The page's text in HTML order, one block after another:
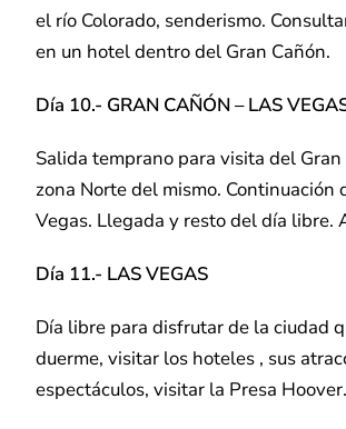
el río Colorado, senderismo.
en un hotel dentro del Gran Cañón.
Día 10.- GRAN CAÑÓN – LAS
Salida temprano para visita del Gran
zona Norte del mismo. Continuación
Vegas. Llegada y resto del día libre.
Día 11.- LAS VEGAS
Día libre para disfrutar de la ciudad
duerme, visitar los hoteles , sus
espectáculos, visitar la Presa